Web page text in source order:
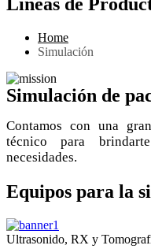
Home
Simulación
Simulación de
Contamos con una
técnico para
necesidades.
Equipos para la
Ultrasonido, RX y